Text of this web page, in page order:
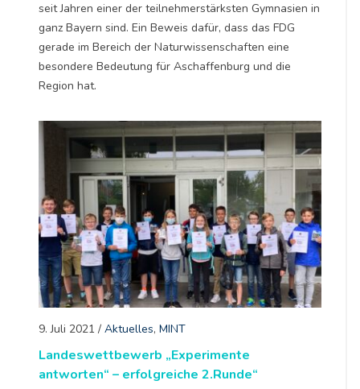
seit Jahren einer der teilnehmerstärksten Gymnasien in
ganz Bayern sind. Ein Beweis dafür, dass das FDG
gerade im Bereich der Naturwissenschaften eine
besondere Bedeutung für Aschaffenburg und die
Region hat.
9. Juli 2021 / Aktuelles, MINT
Landeswettbewerb „Experimente
antworten“ – erfolgreiche 2.Runde“